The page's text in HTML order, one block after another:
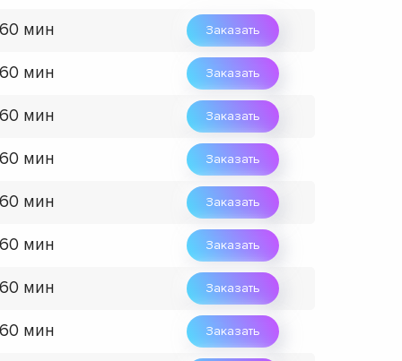
мин Заказать
мин Заказать
мин Заказать
мин Заказать
мин Заказать
мин Заказать
мин Заказать
мин Заказать